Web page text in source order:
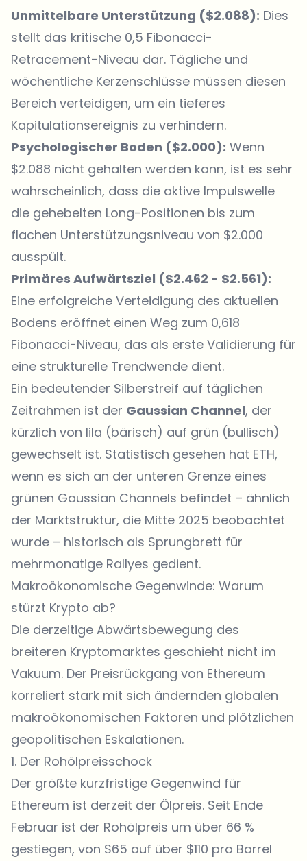
Unmittelbare Unterstützung ($2.088): Dies
stellt das kritische 0,5 Fibonacci-
Retracement-Niveau dar. Tägliche und
wöchentliche Kerzenschlüsse müssen diesen
Bereich verteidigen, um ein tieferes
Kapitulationsereignis zu verhindern.
Psychologischer Boden ($2.000): Wenn
$2.088 nicht gehalten werden kann, ist es sehr
wahrscheinlich, dass die aktive Impulswelle
die gehebelten Long-Positionen bis zum
flachen Unterstützungsniveau von $2.000
ausspült.
Primäres Aufwärtsziel ($2.462 - $2.561):
Eine erfolgreiche Verteidigung des aktuellen
Bodens eröffnet einen Weg zum 0,618
Fibonacci-Niveau, das als erste Validierung für
eine strukturelle Trendwende dient.
Ein bedeutender Silberstreif auf täglichen
Zeitrahmen ist der Gaussian Channel, der
kürzlich von lila (bärisch) auf grün (bullisch)
gewechselt ist. Statistisch gesehen hat ETH,
wenn es sich an der unteren Grenze eines
grünen Gaussian Channels befindet – ähnlich
der Marktstruktur, die Mitte 2025 beobachtet
wurde – historisch als Sprungbrett für
mehrmonatige Rallyes gedient.
Makroökonomische Gegenwinde: Warum
stürzt Krypto ab?
Die derzeitige Abwärtsbewegung des
breiteren Kryptomarktes geschieht nicht im
Vakuum. Der Preisrückgang von Ethereum
korreliert stark mit sich ändernden globalen
makroökonomischen Faktoren und plötzlichen
geopolitischen Eskalationen.
1. Der Rohölpreisschock
Der größte kurzfristige Gegenwind für
Ethereum ist derzeit der Ölpreis. Seit Ende
Februar ist der Rohölpreis um über 66 %
gestiegen, von $65 auf über $110 pro Barrel